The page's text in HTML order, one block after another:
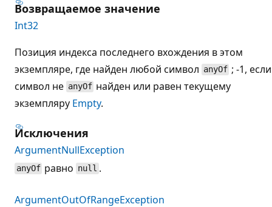
Возвращаемое значение
Int32
Позиция индекса последнего вхождения в этом
экземпляре, где найден любой символ anyOf ; -1, если
символ не anyOf найден или равен текущему
экземпляру Empty.
Исключения
ArgumentNullException
anyOf равно null .
ArgumentOutOfRangeException